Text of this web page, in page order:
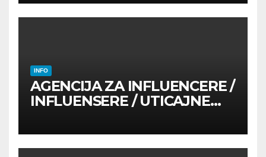
INFO
AGENCIJA ZA INFLUENCERE /
INFLUENSERE / UTICAJNE